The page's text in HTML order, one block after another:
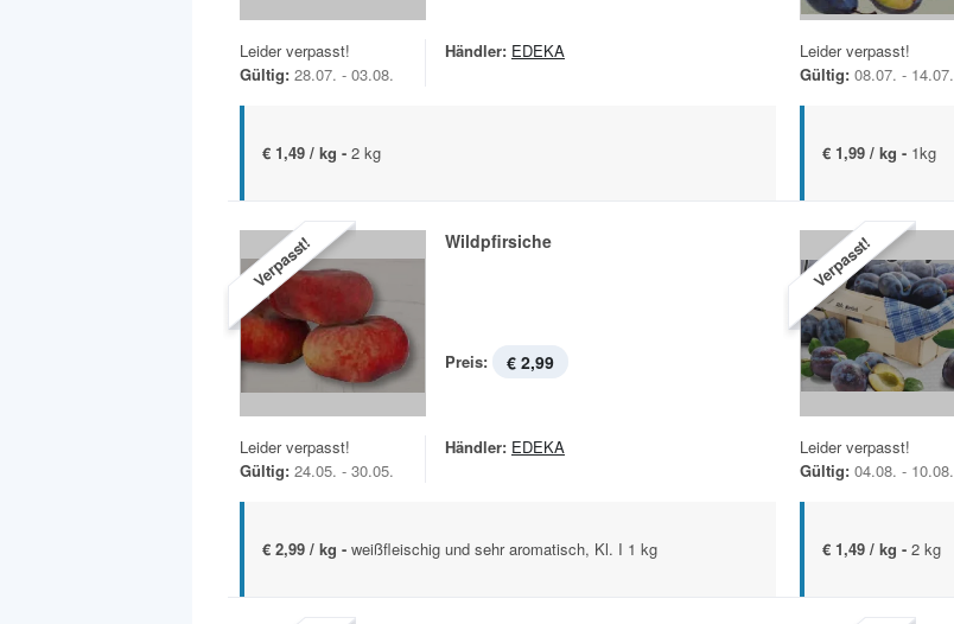
Leider verpasst!
Gültig: 28.07. - 03.08.
Händler: EDEKA
€ 1,49 / kg - 2 kg
Leider verpasst!
Gültig: 08.07. - 14.07.
€ 1,99 / kg - 1kg
Verpasst! Wildpfirsiche
Preis: € 2,99
Leider verpasst!
Gültig: 24.05. - 30.05.
Händler: EDEKA
€ 2,99 / kg - weißfleischig und sehr aromatisch, Kl. I 1 kg
Verpasst!
Leider verpasst!
Gültig: 04.08. - 10.08.
€ 1,49 / kg - 2 kg